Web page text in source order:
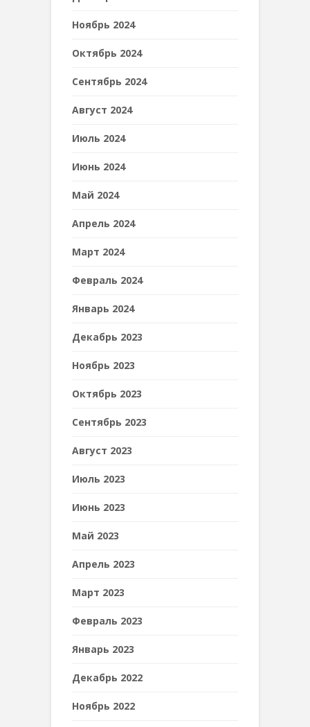
Ноябрь 2024
Октябрь 2024
Сентябрь 2024
Август 2024
Июль 2024
Июнь 2024
Май 2024
Апрель 2024
Март 2024
Февраль 2024
Январь 2024
Декабрь 2023
Ноябрь 2023
Октябрь 2023
Сентябрь 2023
Август 2023
Июль 2023
Июнь 2023
Май 2023
Апрель 2023
Март 2023
Февраль 2023
Январь 2023
Декабрь 2022
Ноябрь 2022